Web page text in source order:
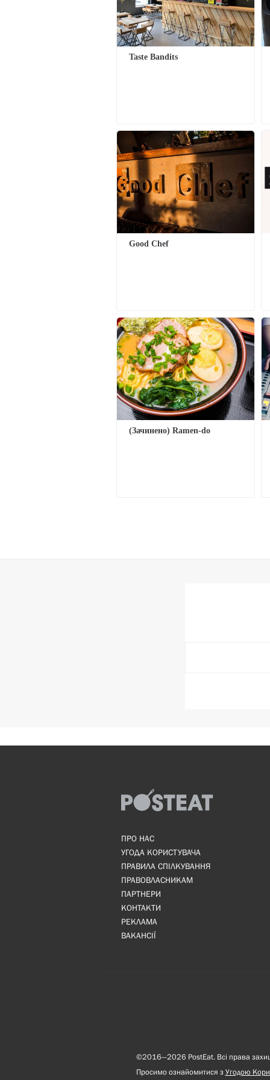
Taste Bandits
Good Chef
(Зачинено) Ramen-do
ПРО НАС
УГОДА КОРИСТУВАЧА
ПРАВИЛА СПІЛКУВАННЯ
ПРАВОВЛАСНИКАМ
ПАРТНЕРИ
КОНТАКТИ
РЕКЛАМА
ВАКАНСІЇ
©2016—2026 PostEat. Всі права
Просимо ознайомитися з Угодою